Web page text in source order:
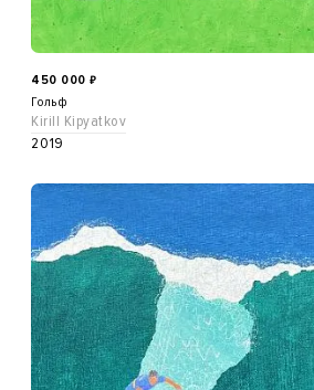
450 000 ₽
Гольф
Kirill Kipyatkov
2019